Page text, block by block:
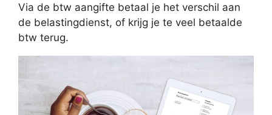
Via de btw aangifte betaal je het verschil aan
de belastingdienst, of krijg je te veel betaalde
btw terug.